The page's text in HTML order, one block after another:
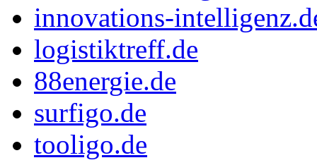
innovations-
logistiktreff.de
88energie.de
surfigo.de
tooligo.de